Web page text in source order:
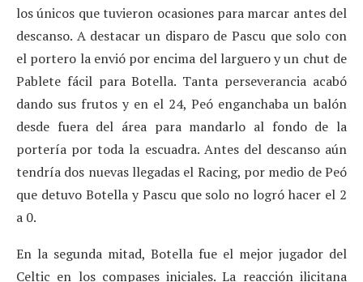
los únicos que tuvieron ocasiones para marcar antes del
descanso. A destacar un disparo de Pascu que solo con
el portero la envió por encima del larguero y un chut de
Pablete fácil para Botella. Tanta perseverancia acabó
dando sus frutos y en el 24, Peó enganchaba un balón
desde fuera del área para mandarlo al fondo de la
portería por toda la escuadra. Antes del descanso aún
tendría dos nuevas llegadas el Racing, por medio de Peó
que detuvo Botella y Pascu que solo no logró hacer el 2
a 0.
En la segunda mitad, Botella fue el mejor jugador del
Celtic en los compases iniciales. La reacción ilicitana